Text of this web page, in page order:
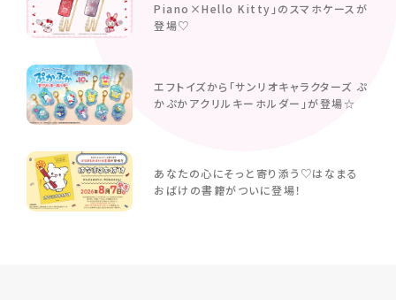
Piano×Hello Kitty」のスマホケースが
登場♡
エフトイズから「サンリオキャラクターズ ぷ
かぷかアクリルキーホルダー」が登場☆
あなたの心にそっと寄り添う♡はなまる
おばけの書籍がついに登場！